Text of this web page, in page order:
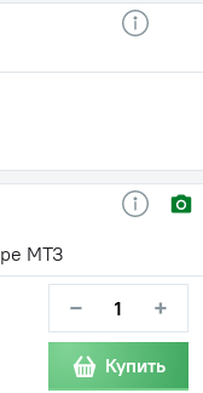
МТЗ
− +
Купить